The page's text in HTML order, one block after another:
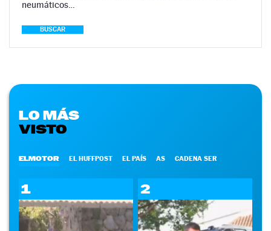
neumáticos…
BUSCAR
LO MÁS
VISTO
ELMOTOR EL HUFFPOST EL PAÍS AS CADENA SER
1 2